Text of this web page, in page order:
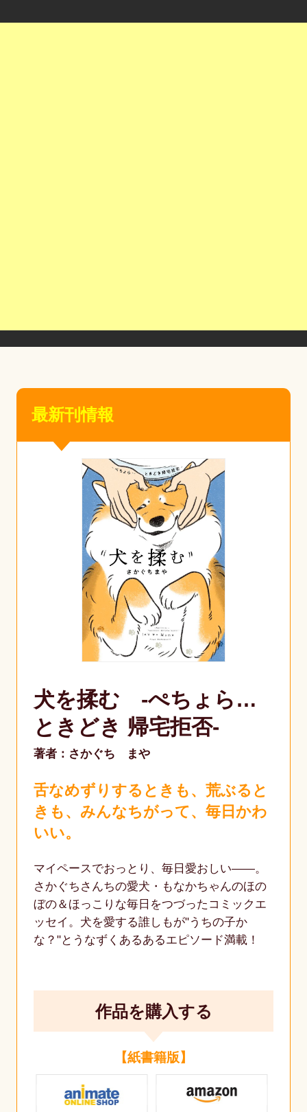
最新刊情報
犬を揉む -ぺちょら…
ときどき 帰宅拒否-
著者：さかぐち まや
舌なめずりするときも、荒ぶると
きも、みんなちがって、毎日かわ
いい。
マイペースでおっとり、毎日愛おしい――。
さかぐちさんちの愛犬・もなかちゃんのほの
ぼの＆ほっこりな毎日をつづったコミックエ
ッセイ。犬を愛する誰しもが"うちの子か
な？"とうなずくあるあるエピソード満載！
作品を購入する
【紙書籍版】